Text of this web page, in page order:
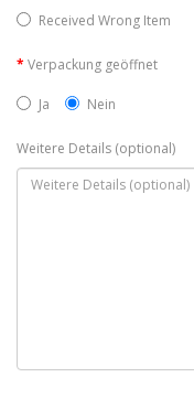
Received Wrong Item
Verpackung geöffnet
Ja Nein
Weitere Details (optional)